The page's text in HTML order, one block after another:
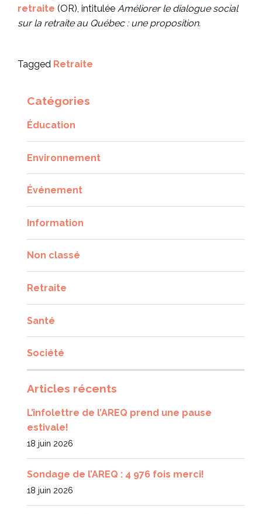
retraite (OR), intitulée Améliorer le dialogue social
sur la retraite au Québec : une proposition.
Tagged Retraite
Catégories
Éducation
Environnement
Événement
Information
Non classé
Retraite
Santé
Société
Articles récents
L’infolettre de l’AREQ prend une pause
estivale!
18 juin 2026
Sondage de l’AREQ : 4 976 fois merci!
18 juin 2026